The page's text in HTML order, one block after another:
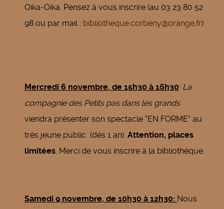
Oika-Oika. Pensez à vous inscrire (au 03 23 80 52
98 ou par mail : bibliotheque.corbeny@orange.fr)
Mercredi 6 novembre, de 15h30 à 16h30: La
compagnie des Petits pas dans les grands
viendra présenter son spectacle "EN FORME" au
très jeune public (dès 1 an). Attention, places
limitées . Merci de vous inscrire à la bibliothèque.
Samedi 9 novembre, de 10h30 à 12h30: Nous